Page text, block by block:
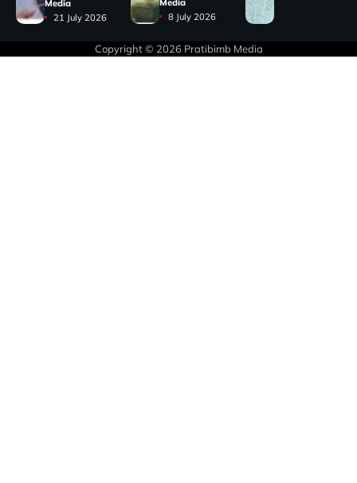
Media
21 July 2026
Media
8 July 2026
Copyright © 2026 Pratibimb Media